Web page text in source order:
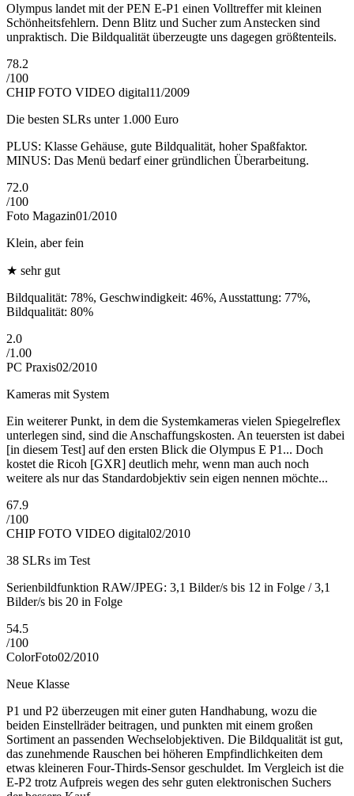
Olympus landet mit der PEN E-P1 einen Volltreffer mit kleinen
Schönheitsfehlern. Denn Blitz und Sucher zum Anstecken sind
unpraktisch. Die Bildqualität überzeugte uns dagegen größtenteils.
78.2
/100
CHIP FOTO VIDEO digital11/2009
Die besten SLRs unter 1.000 Euro
PLUS: Klasse Gehäuse, gute Bildqualität, hoher Spaßfaktor.
MINUS: Das Menü bedarf einer gründlichen Überarbeitung.
72.0
/100
Foto Magazin01/2010
Klein, aber fein
★ sehr gut
Bildqualität: 78%, Geschwindigkeit: 46%, Ausstattung: 77%,
Bildqualität: 80%
2.0
/1.00
PC Praxis02/2010
Kameras mit System
Ein weiterer Punkt, in dem die Systemkameras vielen Spiegelreflex
unterlegen sind, sind die Anschaffungskosten. An teuersten ist dabei
[in diesem Test] auf den ersten Blick die Olympus E P1... Doch
kostet die Ricoh [GXR] deutlich mehr, wenn man auch noch
weitere als nur das Standardobjektiv sein eigen nennen möchte...
67.9
/100
CHIP FOTO VIDEO digital02/2010
38 SLRs im Test
Serienbildfunktion RAW/JPEG: 3,1 Bilder/s bis 12 in Folge / 3,1
Bilder/s bis 20 in Folge
54.5
/100
ColorFoto02/2010
Neue Klasse
P1 und P2 überzeugen mit einer guten Handhabung, wozu die
beiden Einstellräder beitragen, und punkten mit einem großen
Sortiment an passenden Wechselobjektiven. Die Bildqualität ist gut,
das zunehmende Rauschen bei höheren Empfindlichkeiten dem
etwas kleineren Four-Thirds-Sensor geschuldet. Im Vergleich ist die
E-P2 trotz Aufpreis wegen des sehr guten elektronischen Suchers